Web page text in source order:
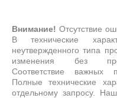
Внимание! Отсутствие
В технические
неутвержденного типа
изменения без
Соответствие важных
Полные технические
отдельному запросу.